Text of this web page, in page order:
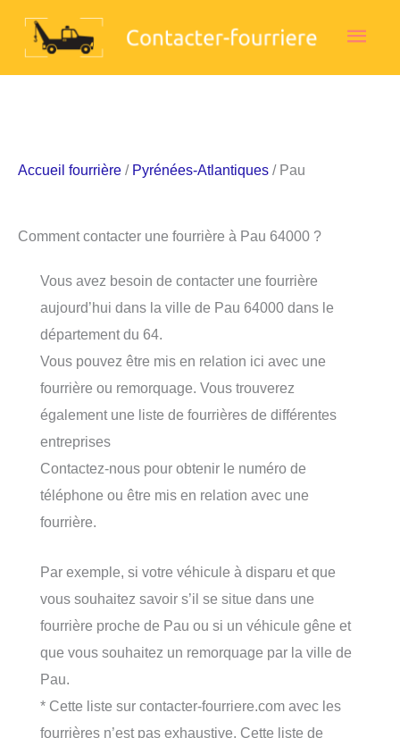
Accueil fourrière / Pyrénées-Atlantiques / Pau
Comment contacter une fourrière à Pau 64000 ?
Vous avez besoin de contacter une fourrière
aujourd’hui dans la ville de Pau 64000 dans le
département du 64.
Vous pouvez être mis en relation ici avec une
fourrière ou remorquage. Vous trouverez
également une liste de fourrières de différentes
entreprises
Contactez-nous pour obtenir le numéro de
téléphone ou être mis en relation avec une
fourrière.
Par exemple, si votre véhicule à disparu et que
vous souhaitez savoir s’il se situe dans une
fourrière proche de Pau ou si un véhicule gêne et
que vous souhaitez un remorquage par la ville de
Pau.
* Cette liste sur contacter-fourriere.com avec les
fourrières n’est pas exhaustive. Cette liste de